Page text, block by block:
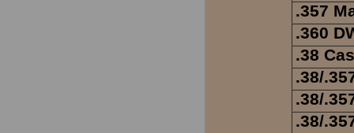
.357
.360
.38
.38/
.38/
.38/